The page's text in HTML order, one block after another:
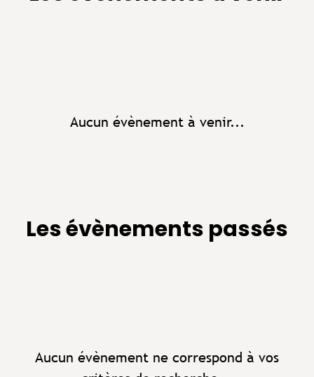
Aucun évènement à venir...
Les évènements passés
Aucun évènement ne correspond à vos